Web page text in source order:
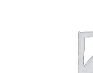
op
de